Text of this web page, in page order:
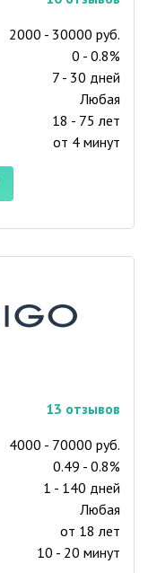
2000 - 30000 руб.
0 - 0.8%
7 - 30 дней
Любая
18 - 75 лет
от 4 минут
13 отзывов
4000 - 70000 руб.
0.49 - 0.8%
1 - 140 дней
Любая
от 18 лет
10 - 20 минут